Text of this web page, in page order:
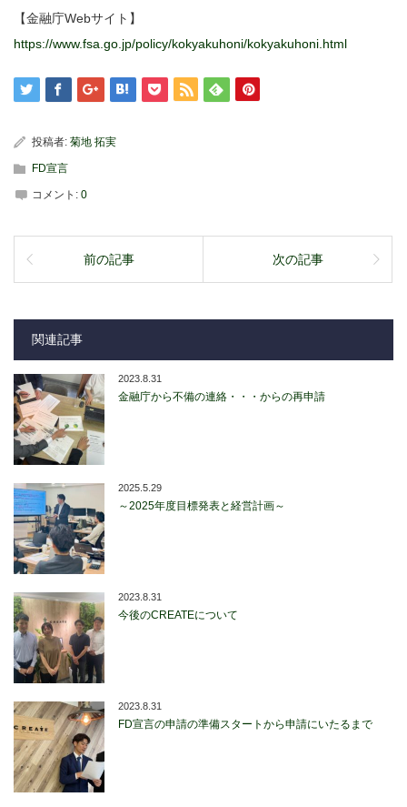
【金融庁Webサイト】
https://www.fsa.go.jp/policy/kokyakuhoni/kokyakuhoni.html
投稿者: 菊地 拓実
FD宣言
コメント: 0
前の記事 次の記事
関連記事
2023.8.31
金融庁から不備の連絡・・・からの再申請
2025.5.29
～2025年度目標発表と経営計画～
2023.8.31
今後のCREATEについて
2023.8.31
FD宣言の申請の準備スタートから申請にいたるまで